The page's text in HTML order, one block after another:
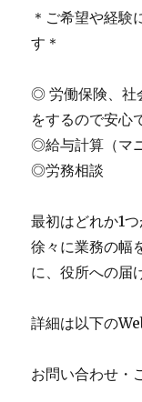
＊ご希望や経験
す＊
◎ 労働保険、社
をするので安心
◎給与計算（マ
◎労務相談
最初はどれか1
徐々に業務の幅
に、役所への届
詳細は以下の
お問い合わせ・